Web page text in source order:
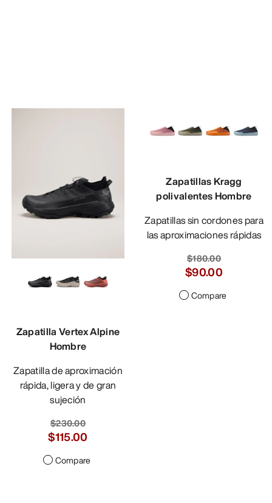
Zapatilla Vertex Alpine
Hombre
Zapatilla de aproximación
rápida, ligera y de gran
sujeción
$230.00
$115.00
Compare
Zapatillas Kragg
polivalentes Hombre
Zapatillas sin cordones para
las aproximaciones rápidas
$180.00
$90.00
Compare